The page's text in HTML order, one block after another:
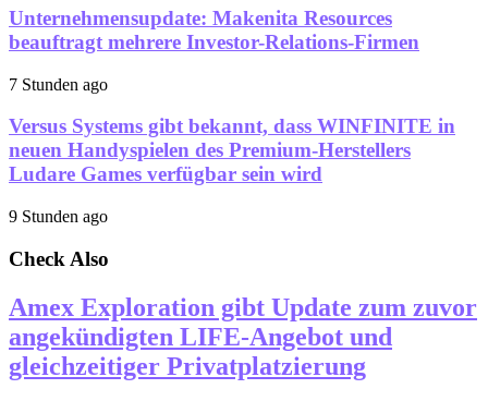
Unternehmensupdate: Makenita Resources
beauftragt mehrere Investor-Relations-Firmen
7 Stunden ago
Versus Systems gibt bekannt, dass WINFINITE in
neuen Handyspielen des Premium-Herstellers
Ludare Games verfügbar sein wird
9 Stunden ago
Check Also
Amex Exploration gibt Update zum zuvor
angekündigten LIFE-Angebot und
gleichzeitiger Privatplatzierung